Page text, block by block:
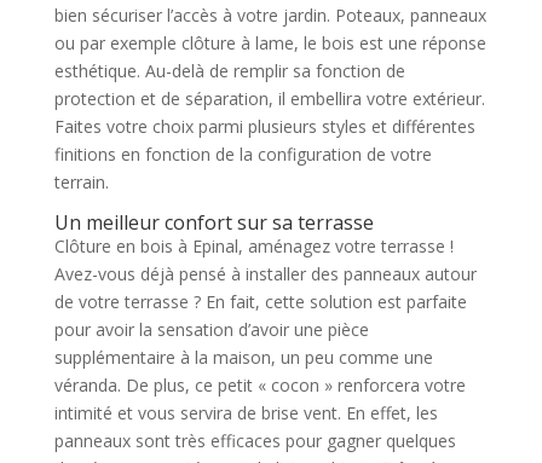
bien sécuriser l’accès à votre jardin. Poteaux, panneaux
ou par exemple clôture à lame, le bois est une réponse
esthétique. Au-delà de remplir sa fonction de
protection et de séparation, il embellira votre extérieur.
Faites votre choix parmi plusieurs styles et différentes
finitions en fonction de la configuration de votre
terrain.
Un meilleur confort sur sa terrasse
Clôture en bois à Epinal, aménagez votre terrasse !
Avez-vous déjà pensé à installer des panneaux autour
de votre terrasse ? En fait, cette solution est parfaite
pour avoir la sensation d’avoir une pièce
supplémentaire à la maison, un peu comme une
véranda. De plus, ce petit « cocon » renforcera votre
intimité et vous servira de brise vent. En effet, les
panneaux sont très efficaces pour gagner quelques